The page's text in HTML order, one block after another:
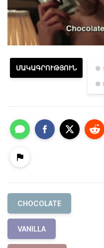
●
●
ՄԱԿԱԳՐՈՒԹՅՈՒՆ
CHOCOLATE
VANILLA